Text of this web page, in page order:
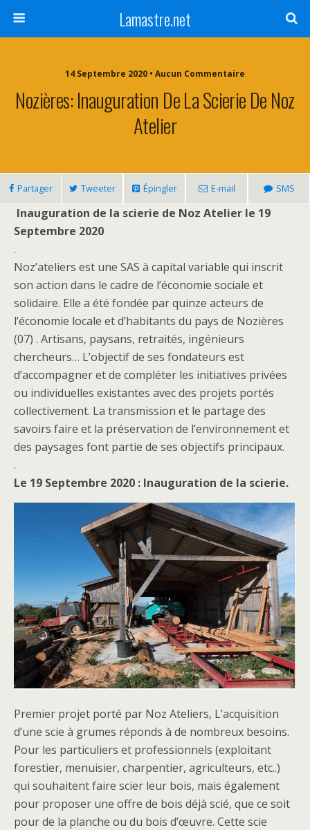
Lamastre.net
14 Septembre 2020 • Aucun Commentaire
Nozières: Inauguration De La Scierie De Noz
Atelier
Partager Tweeter Épingler E-mail SMS
Inauguration de la scierie de Noz Atelier le 19
Septembre 2020
.
Noz’ateliers est une SAS à capital variable qui inscrit
son action dans le cadre de l’économie sociale et
solidaire. Elle a été fondée par quinze acteurs de
l’économie locale et d’habitants du pays de Nozières
(07) . Artisans, paysans, retraités, ingénieurs
chercheurs… L’objectif de ses fondateurs est
d’accompagner et de compléter les initiatives privées
ou individuelles existantes avec des projets portés
collectivement. La transmission et le partage des
savoirs faire et la préservation de l’environnement et
des paysages font partie de ses objectifs principaux.
.
Le 19 Septembre 2020 : Inauguration de la scierie.
Premier projet porté par Noz Ateliers, L’acquisition
d’une scie à grumes réponds à de nombreux besoins.
Pour les particuliers et professionnels (exploitant
forestier, menuisier, charpentier, agriculteurs, etc..)
qui souhaitent faire scier leur bois, mais également
pour proposer une offre de bois déjà scié, que ce soit
pour de la planche ou du bois d’œuvre. Cette scie